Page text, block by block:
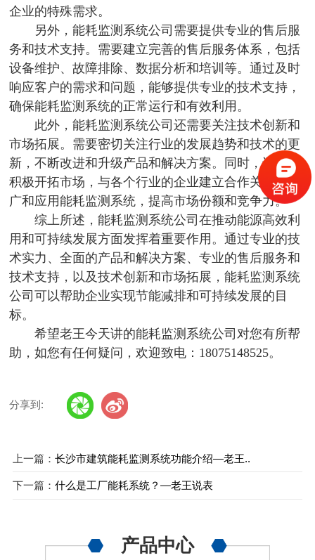
企业的特殊需求。
另外，能耗监测系统公司需要提供专业的售后服
务和技术支持。需要建立完善的售后服务体系，包括
设备维护、故障排除、数据分析和培训等。通过及时
响应客户的需求和问题，能够提供专业的技术支持，
确保能耗监测系统的正常运行和有效利用。
此外，能耗监测系统公司还需要关注技术创新和
市场拓展。需要密切关注行业的发展趋势和技术的更
新，不断改进和升级产品和解决方案。同时，还需要
积极开拓市场，与各个行业的企业建立合作关系，推
广和应用能耗监测系统，提高市场份额和竞争力。
综上所述，能耗监测系统公司在推动能源高效利
用和可持续发展方面发挥着重要作用。通过专业的技
术实力、全面的产品和解决方案、专业的售后服务和
技术支持，以及技术创新和市场拓展，能耗监测系统
公司可以帮助企业实现节能减排和可持续发展的目
标。
希望老王今天讲的能耗监测系统公司对您有所帮
助，如您有任何疑问，欢迎致电：18075148525。
分享到:
上一篇： 长沙市建筑能耗监测系统功能介绍—老王..
下一篇： 什么是工厂能耗系统？—老王说表
产品中心